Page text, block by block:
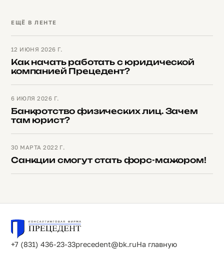
ЕЩЁ В ЛЕНТЕ
12 ИЮНЯ 2026 Г.
Как начать работать с юридической
компанией Прецедент?
6 ИЮЛЯ 2026 Г.
Банкротство физических лиц. Зачем
там юрист?
30 МАРТА 2022 Г.
Санкции смогут стать форс-мажором!
+7 (831) 436-23-33precedent@bk.ruНа главную